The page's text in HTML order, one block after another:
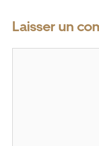
Laisser un